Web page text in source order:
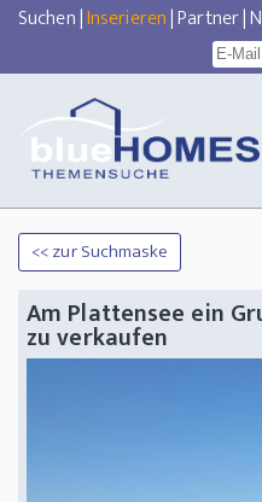
Suchen|Inserieren|Partner|
<< zur Suchmaske
Am Plattensee ein
zu verkaufen